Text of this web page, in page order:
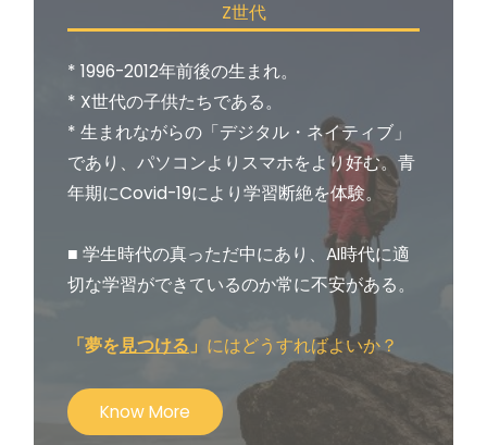
Z世代
* 1996-2012年前後の生まれ。
* X世代の子供たちである。
* 生まれながらの「デジタル・ネイティブ」
であり、パソコンよりスマホをより好む。青
年期にCovid-19により学習断絶を体験。
■ 学生時代の真っただ中にあり、AI時代に適
切な学習ができているのか常に不安がある。
「夢を見つける 」 にはどうすればよいか？
Know More